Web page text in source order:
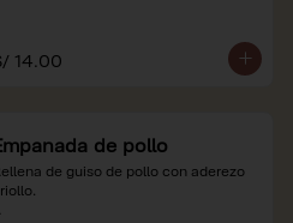
14.00
de pollo
de guiso de pollo con aderezo